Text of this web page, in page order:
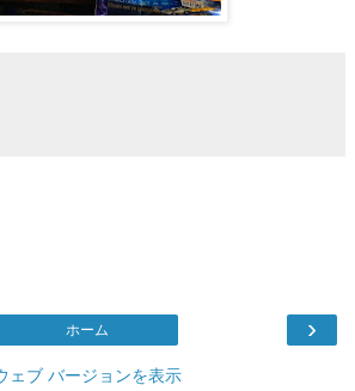
›
ホーム
ェブ バージョンを表示